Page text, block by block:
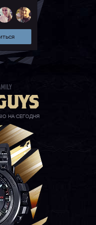
НА СЕГОДНЯ